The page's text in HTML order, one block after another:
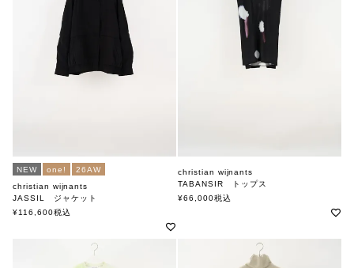
NEW one!
26AW
christian wijnants
JASSIL ジャケット
クリスチャンワイナンツ
¥116,600税込
christian wijnants
TABANSIR トップス
クリスチャンワイナンツ
¥66,000税込